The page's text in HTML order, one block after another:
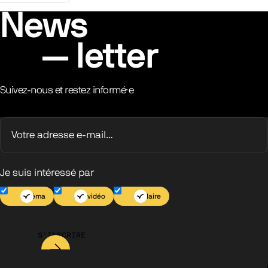
News
letter
Suivez-nous et restez informé·e
Je suis intéressé par
Cinéma Jeu vidéo Scolaire
S’INSCRIRE